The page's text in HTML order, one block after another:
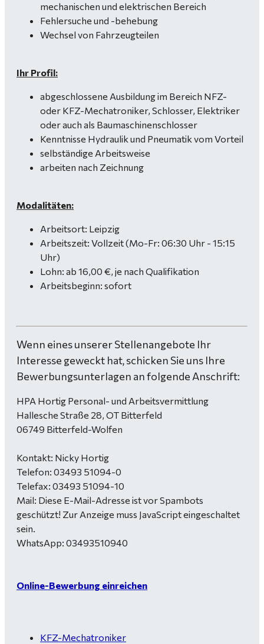
mechanischen und elektrischen Bereich
Fehlersuche und -behebung
Wechsel von Fahrzeugteilen
Ihr Profil:
abgeschlossene Ausbildung im Bereich NFZ-
oder KFZ-Mechatroniker, Schlosser, Elektriker
oder auch als Baumaschinenschlosser
Kenntnisse Hydraulik und Pneumatik vom Vorteil
selbständige Arbeitsweise
arbeiten nach Zeichnung
Modalitäten:
Arbeitsort: Leipzig
Arbeitszeit: Vollzeit (Mo-Fr: 06:30 Uhr - 15:15
Uhr)
Lohn: ab 16,00 €, je nach Qualifikation
Arbeitsbeginn: sofort
Wenn eines unserer Stellenangebote Ihr
Interesse geweckt hat, schicken Sie uns Ihre
Bewerbungsunterlagen an folgende Anschrift:
HPA Hortig Personal- und Arbeitsvermittlung
Hallesche Straße 28, OT Bitterfeld
06749 Bitterfeld-Wolfen
Kontakt: Nicky Hortig
Telefon: 03493 51094-0
Telefax: 03493 51094-10
Mail: Diese E-Mail-Adresse ist vor Spambots
geschützt! Zur Anzeige muss JavaScript eingeschaltet
sein.
WhatsApp: 03493510940
Online-Bewerbung einreichen
KFZ-Mechatroniker